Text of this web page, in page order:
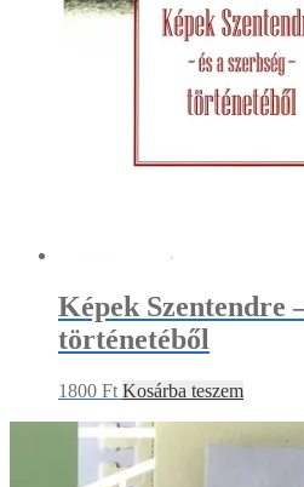
Képek Szentendre
történetéből
1800 Ft Kosárba teszem